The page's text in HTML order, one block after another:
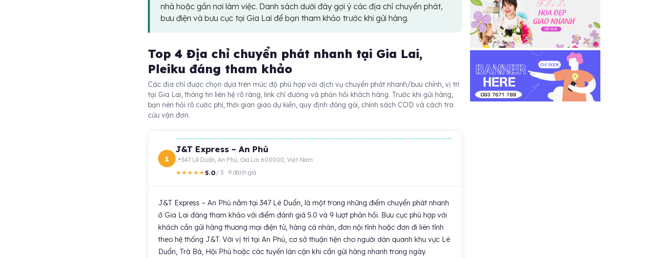
nhà hoặc gần nơi làm việc. Danh sách dưới đây gợi ý các địa chỉ chuyển phát,
bưu điện và bưu cục tại Gia Lai để bạn tham khảo trước khi gửi hàng.
Top 4 Địa chỉ chuyển phát nhanh tại Gia Lai,
Pleiku đáng tham khảo
Các địa chỉ được chọn dựa trên mức độ phù hợp với dịch vụ chuyển phát nhanh/bưu chính, vị trí
tại Gia Lai, thông tin liên hệ rõ ràng, link chỉ đường và phản hồi khách hàng. Trước khi gửi hàng,
bạn nên hỏi rõ cước phí, thời gian giao dự kiến, quy định đóng gói, chính sách COD và cách tra
cứu vận đơn.
1
J&T Express – An Phú
347 Lê Duẩn, An Phú, Gia Lai 600000, Việt Nam
★★★★★5.0/ 5 · 9 đánh giá
J&T Express – An Phú nằm tại 347 Lê Duẩn, là một trong những điểm chuyển phát nhanh
ở Gia Lai đáng tham khảo với điểm đánh giá 5.0 và 9 lượt phản hồi. Bưu cục phù hợp với
khách cần gửi hàng thương mại điện tử, hàng cá nhân, đơn nội tỉnh hoặc đơn đi liên tỉnh
theo hệ thống J&T. Với vị trí tại An Phú, cơ sở thuận tiện cho người dân quanh khu vực Lê
Duẩn, Trà Bá, Hội Phú hoặc các tuyến lân cận khi cần gửi hàng nhanh trong ngày.